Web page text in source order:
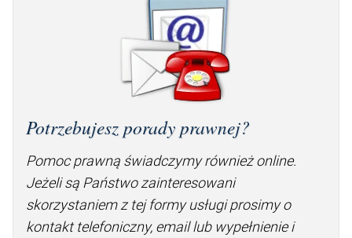
Potrzebujesz porady prawnej?
Pomoc prawną świadczymy również online.
Jeżeli są Państwo zainteresowani
skorzystaniem z tej formy usługi prosimy o
kontakt telefoniczny, email lub wypełnienie i